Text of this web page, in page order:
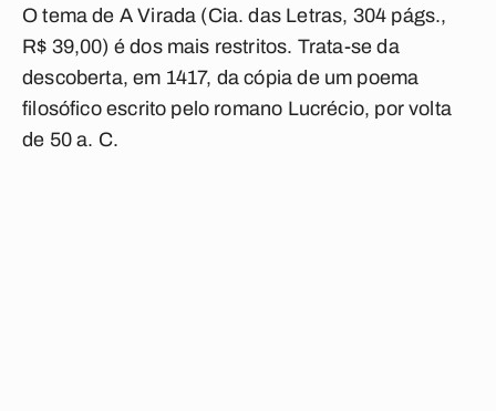
O tema de A Virada (Cia. das Letras, 304 págs.,
R$ 39,00) é dos mais restritos. Trata-se da
descoberta, em 1417, da cópia de um poema
filosófico escrito pelo romano Lucrécio, por volta
de 50 a. C.